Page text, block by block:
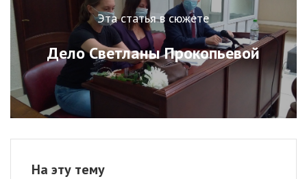
Эта статья в сюжете
Дело Светланы Прокопьевой
На эту тему